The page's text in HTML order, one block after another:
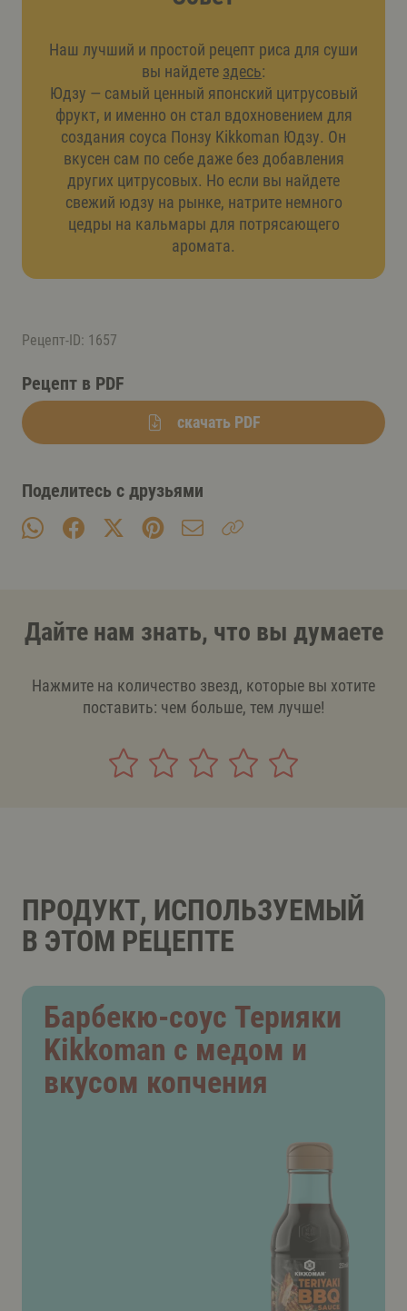
Наш лучший и простой рецепт риса для суши
вы найдете здесь:
Юдзу — самый ценный японский цитрусовый
фрукт, и именно он стал вдохновением для
создания соуса Понзу Kikkoman Юдзу. Он
вкусен сам по себе даже без добавления
других цитрусовых. Но если вы найдете
свежий юдзу на рынке, натрите немного
цедры на кальмары для потрясающего
аромата.
Рецепт-ID: 1657
Рецепт в PDF
скачать PDF
Поделитесь с друзьями
Дайте нам знать, что вы думаете
Нажмите на количество звезд, которые вы хотите
поставить: чем больше, тем лучше!
ПРОДУКТ, ИСПОЛЬЗУЕМЫЙ
В ЭТОМ РЕЦЕПТЕ
Барбекю-соус Терияки
Kikkoman с медом и
вкусом копчения